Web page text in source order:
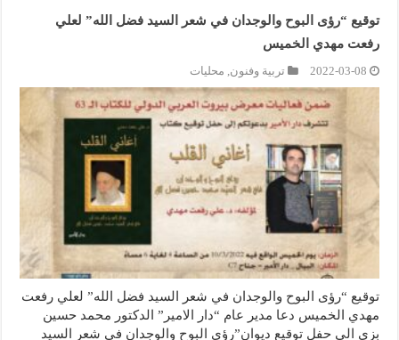
توقيع “رؤى البوح والوجدان في شعر السيد فضل الله” لعلي
رفعت مهدي الخميس
2022-03-08 تربية وفنون, محليات
توقيع “رؤى البوح والوجدان في شعر السيد فضل الله” لعلي رفعت
مهدي الخميس دعا مدير عام “دار الامير” الدكتور محمد حسين
بزي الى حفل توقيع ديوان”رؤى البوح والوجدان في شعر السيد